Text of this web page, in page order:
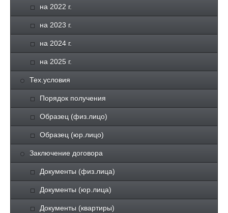
на 2022 г.
на 2023 г.
на 2024 г.
на 2025 г.
Тех.условия
Порядок получения
Образец (физ.лицо)
Образец (юр.лицо)
Заключение договора
Документы (физ.лица)
Документы (юр.лица)
Документы (квартиры)